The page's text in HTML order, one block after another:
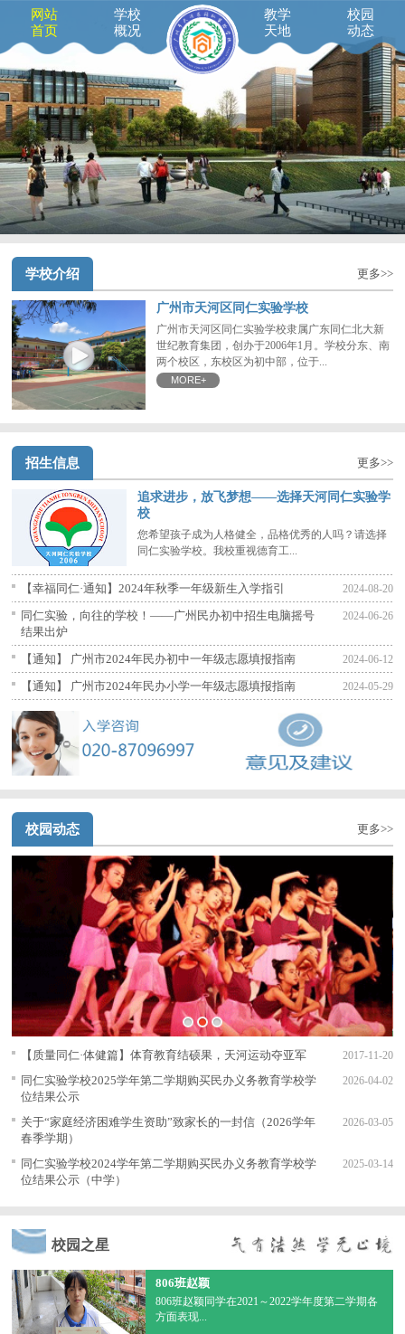
网站
首页
学校
概况
教学
天地
校园
动态
学校介绍 更多>>
广州市天河区同仁实验学校
广州市天河区同仁实验学校隶属广东同仁北大新
世纪教育集团，创办于2006年1月。学校分东、南
两个校区，东校区为初中部，位于...
MORE+
招生信息 更多>>
追求进步，放飞梦想——选择天河同仁实验学
校
您希望孩子成为人格健全，品格优秀的人吗？请选择
同仁实验学校。我校重视德育工...
【幸福同仁·通知】2024年秋季一年级新生入学指引 2024-08-20
同仁实验，向往的学校！——广州民办初中招生电脑摇号
结果出炉
2024-06-26
【通知】 广州市2024年民办初中一年级志愿填报指南 2024-06-12
【通知】 广州市2024年民办小学一年级志愿填报指南 2024-05-29
校园动态 更多>>
1 2 3
【质量同仁·体健篇】体育教育结硕果，天河运动夺亚军 2017-11-20
同仁实验学校2025学年第二学期购买民办义务教育学校学
位结果公示
2026-04-02
关于“家庭经济困难学生资助”致家长的一封信（2026学年
春季学期）
2026-03-05
同仁实验学校2024学年第二学期购买民办义务教育学校学
位结果公示（中学）
2025-03-14
校园之星
806班赵颖
806班赵颖同学在2021～2022学年度第二学期各
方面表现...